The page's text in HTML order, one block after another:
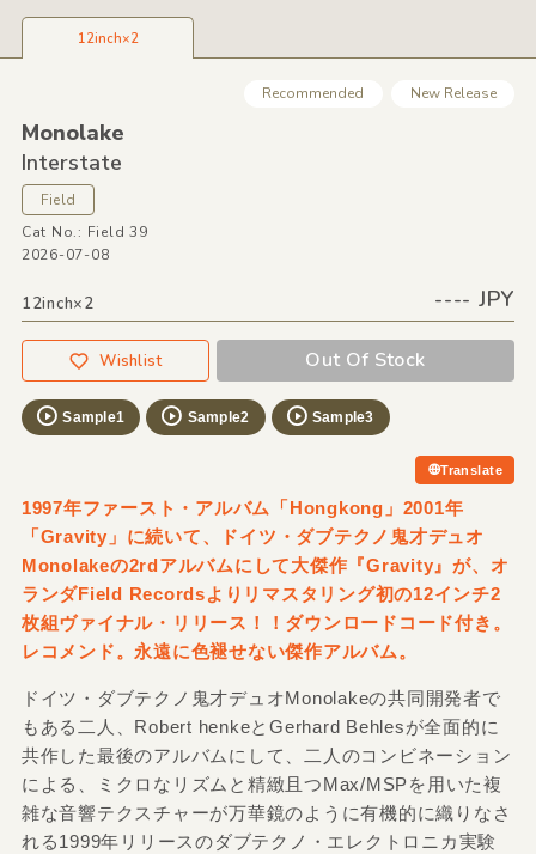
12inch×2
Recommended New Release
Monolake
Interstate
Field
Cat No.: Field 39
2026-07-08
12inch×2 ---- JPY
Wishlist Out Of Stock
Sample1 Sample2 Sample3
Translate
1997年ファースト・アルバム「Hongkong」2001年
「Gravity」に続いて、ドイツ・ダブテクノ鬼才デュオ
Monolakeの2rdアルバムにして大傑作『Gravity』が、オ
ランダField Recordsよりリマスタリング初の12インチ2
枚組ヴァイナル・リリース！！ダウンロードコード付き。
レコメンド。永遠に色褪せない傑作アルバム。
ドイツ・ダブテクノ鬼才デュオMonolakeの共同開発者で
もある二人、Robert henkeとGerhard Behlesが全面的に
共作した最後のアルバムにして、二人のコンビネーション
による、ミクロなリズムと精緻且つMax/MSPを用いた複
雑な音響テクスチャーが万華鏡のように有機的に織りなさ
れる1999年リリースのダブテクノ・エレクトロニカ実験